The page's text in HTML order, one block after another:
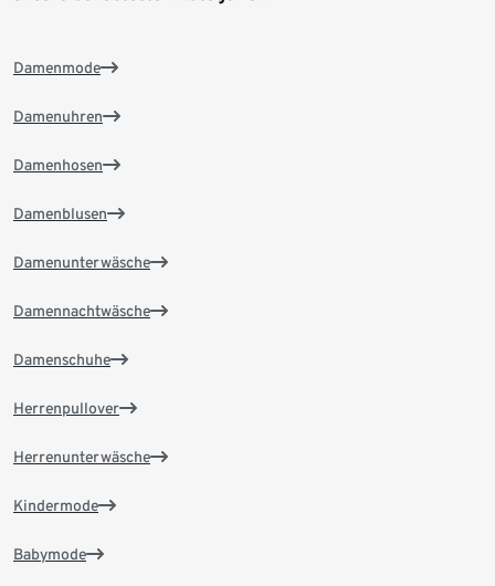
Damenmode
Damenuhren
Damenhosen
Damenblusen
Damenunterwäsche
Damennachtwäsche
Damenschuhe
Herrenpullover
Herrenunterwäsche
Kindermode
Babymode